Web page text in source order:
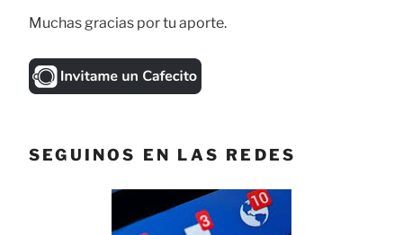
Muchas gracias por tu aporte.
SEGUINOS EN LAS REDES